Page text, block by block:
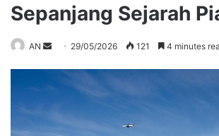
Sepanjang Sejarah
AN
Send 29/05/2026 121 4 minutes